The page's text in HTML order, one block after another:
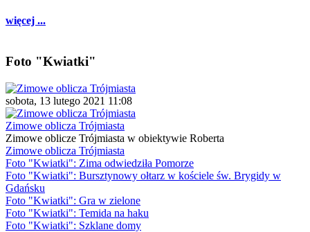
więcej ...
Foto "Kwiatki"
sobota, 13 lutego 2021 11:08
Zimowe oblicza Trójmiasta
Zimowe oblicze Trójmiasta w obiektywie Roberta
Zimowe oblicza Trójmiasta
Foto "Kwiatki": Zima odwiedziła Pomorze
Foto "Kwiatki": Bursztynowy ołtarz w kościele św. Brygidy w
Gdańsku
Foto "Kwiatki": Gra w zielone
Foto "Kwiatki": Temida na haku
Foto "Kwiatki": Szklane domy